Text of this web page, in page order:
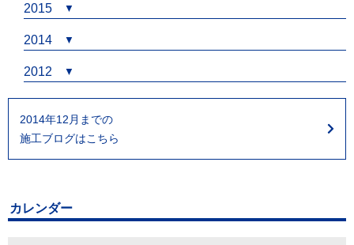
2015
2014
2012
2014年12月までの
施工ブログはこちら
カレンダー